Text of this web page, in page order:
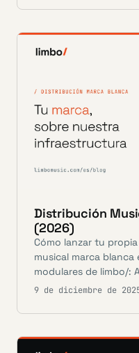
Distribución
(2026)
Cómo lanzar tu
musical marca
modulares de limbo/:
9 de diciembre de